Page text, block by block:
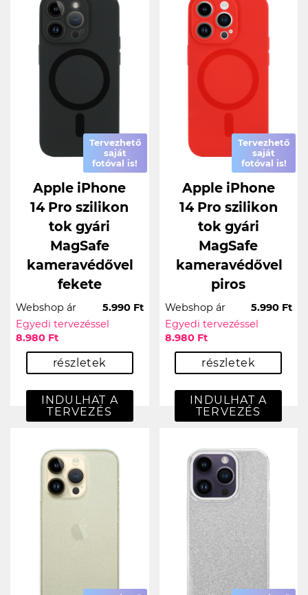
Tervezhető
saját
fotóval is!
Apple iPhone
14 Pro szilikon
tok gyári
MagSafe
kameravédővel
fekete
Webshop ár
5.990 Ft
Egyedi tervezéssel
8.980 Ft
részletek
INDULHAT A
TERVEZÉS
Tervezhető
saját
fotóval is!
Apple iPhone
14 Pro szilikon
tok gyári
MagSafe
kameravédővel
piros
Webshop ár
5.990 Ft
Egyedi tervezéssel
8.980 Ft
részletek
INDULHAT A
TERVEZÉS